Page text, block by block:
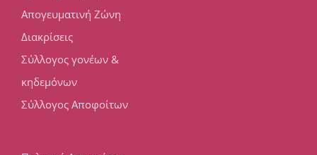
Απογευματινή Ζώνη
Διακρίσεις
Σύλλογος γονέων &
κηδεμόνων
Σύλλογος Αποφοίτων